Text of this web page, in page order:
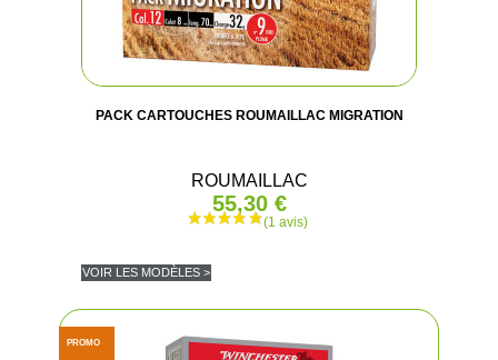
PACK CARTOUCHES ROUMAILLAC MIGRATION
ROUMAILLAC
55,30 €
VOIR LES MODÈLES >
PROMO